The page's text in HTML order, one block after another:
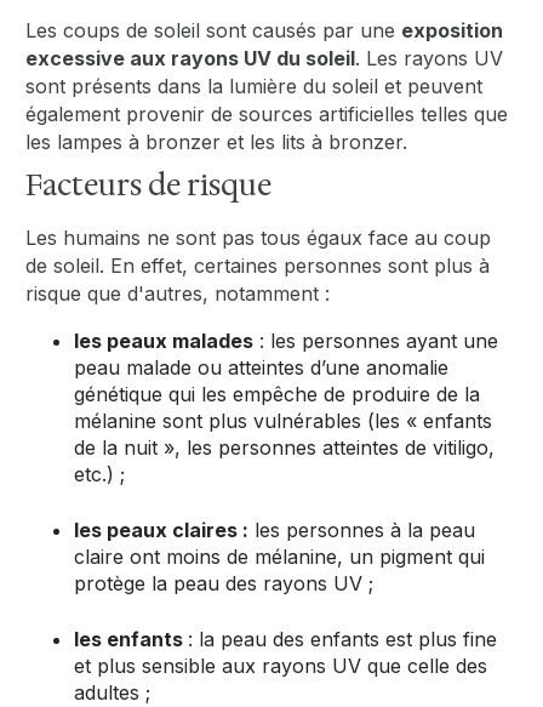
Les coups de soleil sont causés par une exposition
excessive aux rayons UV du soleil. Les rayons UV
sont présents dans la lumière du soleil et peuvent
également provenir de sources artificielles telles que
les lampes à bronzer et les lits à bronzer.
Facteurs de risque
Les humains ne sont pas tous égaux face au coup
de soleil. En effet, certaines personnes sont plus à
risque que d'autres, notamment :
les peaux malades : les personnes ayant une
peau malade ou atteintes d’une anomalie
génétique qui les empêche de produire de la
mélanine sont plus vulnérables (les « enfants
de la nuit », les personnes atteintes de vitiligo,
etc.) ;
les peaux claires : les personnes à la peau
claire ont moins de mélanine, un pigment qui
protège la peau des rayons UV ;
les enfants : la peau des enfants est plus fine
et plus sensible aux rayons UV que celle des
adultes ;